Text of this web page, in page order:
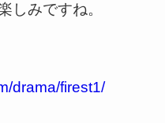
しみですね。
drama/firest1/